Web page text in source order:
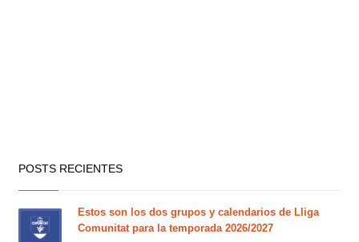
POSTS RECIENTES
Estos son los dos grupos y calendarios de Lliga
Comunitat para la temporada 2026/2027